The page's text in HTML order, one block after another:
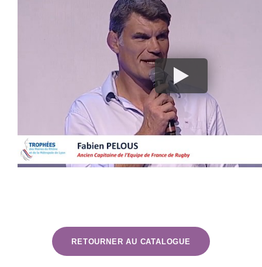
RETOURNER AU CATALOGUE